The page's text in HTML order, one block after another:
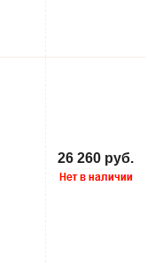
26 260 руб.